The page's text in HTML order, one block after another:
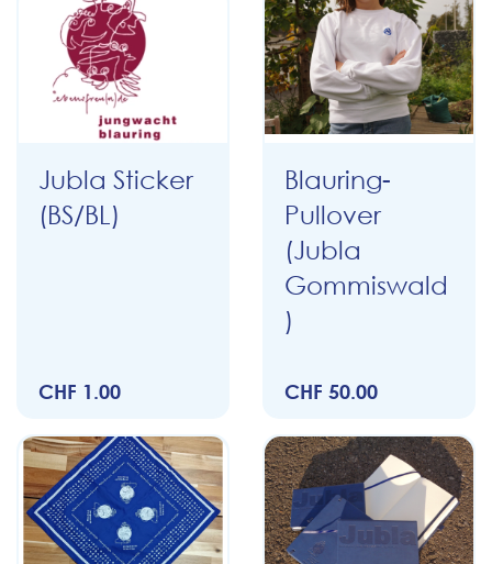
Jubla Sticker
(BS/BL)
CHF 1.00
Blauring-
Pullover
(Jubla
Gommiswald
)
CHF 50.00